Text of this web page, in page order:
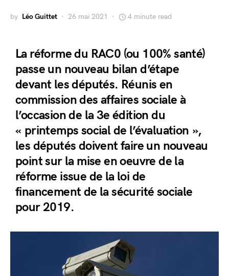
by Léo Guittet 26 mai 2021 4 minute read
La réforme du RAC0 (ou 100% santé)
passe un nouveau bilan d’étape
devant les députés. Réunis en
commission des affaires sociale à
l’occasion de la 3e édition du
« printemps social de l’évaluation »,
les députés doivent faire un nouveau
point sur la mise en oeuvre de la
réforme issue de la loi de
financement de la sécurité sociale
pour 2019.